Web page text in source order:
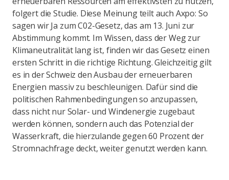
folgert die Studie. Diese Meinung teilt auch Axpo: So
sagen wir Ja zum C02-Gesetz, das am 13. Juni zur
Abstimmung kommt. Im Wissen, dass der Weg zur
Klimaneutralität lang ist, finden wir das Gesetz einen
ersten Schritt in die richtige Richtung. Gleichzeitig gilt
es in der Schweiz den Ausbau der erneuerbaren
Energien massiv zu beschleunigen. Dafür sind die
politischen Rahmenbedingungen so anzupassen,
dass nicht nur Solar- und Windenergie zugebaut
werden können, sondern auch das Potenzial der
Wasserkraft, die hierzulande gegen 60 Prozent der
Stromnachfrage deckt, weiter genutzt werden kann.